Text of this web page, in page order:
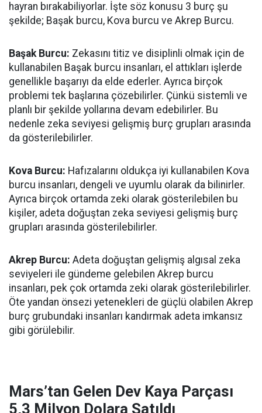
hayran bırakabiliyorlar. İşte söz konusu 3 burç şu
şekilde; Başak burcu, Kova burcu ve Akrep Burcu.
Başak Burcu: Zekasını titiz ve disiplinli olmak için de
kullanabilen Başak burcu insanları, el attıkları işlerde
genellikle başarıyı da elde ederler. Ayrıca birçok
problemi tek başlarına çözebilirler. Çünkü sistemli ve
planlı bir şekilde yollarına devam edebilirler. Bu
nedenle zeka seviyesi gelişmiş burç grupları arasında
da gösterilebilirler.
Kova Burcu: Hafızalarını oldukça iyi kullanabilen Kova
burcu insanları, dengeli ve uyumlu olarak da bilinirler.
Ayrıca birçok ortamda zeki olarak gösterilebilen bu
kişiler, adeta doğuştan zeka seviyesi gelişmiş burç
grupları arasında gösterilebilirler.
Akrep Burcu: Adeta doğuştan gelişmiş algısal zeka
seviyeleri ile gündeme gelebilen Akrep burcu
insanları, pek çok ortamda zeki olarak gösterilebilirler.
Öte yandan önsezi yetenekleri de güçlü olabilen Akrep
burç grubundaki insanları kandırmak adeta imkansız
gibi görülebilir.
Mars’tan Gelen Dev Kaya Parçası
5,3 Milyon Dolara Satıldı